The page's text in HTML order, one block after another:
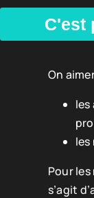
C'est
On
les
Pour
s’agit